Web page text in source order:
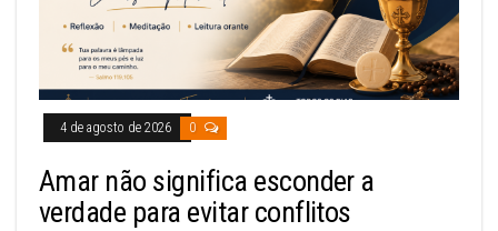
4 de agosto de 2026 0
Amar não significa esconder a
verdade para evitar conflitos